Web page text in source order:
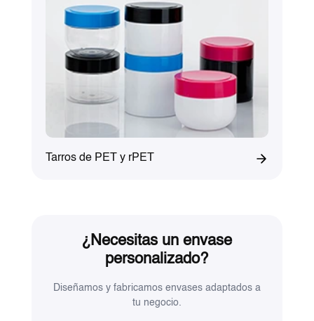
Tarros de PET y rPET
¿Necesitas un envase
personalizado?
Diseñamos y fabricamos envases adaptados a
tu negocio.